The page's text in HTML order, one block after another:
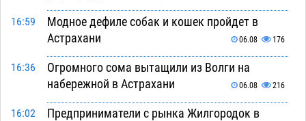
16:59
Модное дефиле собак и кошек пройдет в
Астрахани
06.08 176
16:36
Огромного сома вытащили из Волги на
набережной в Астрахани
06.08 216
16:02
Предприниматели с рынка Жилгородок в